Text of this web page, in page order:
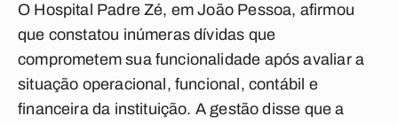
O Hospital Padre Zé, em João Pessoa, afirmou
que constatou inúmeras dívidas que
comprometem sua funcionalidade após avaliar a
situação operacional, funcional, contábil e
financeira da instituição. A gestão disse que a